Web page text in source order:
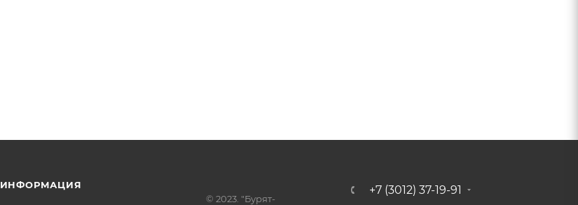
ИНФОРМАЦИЯ
© 2023. "Бурят-
+7 (3012) 37-19-91